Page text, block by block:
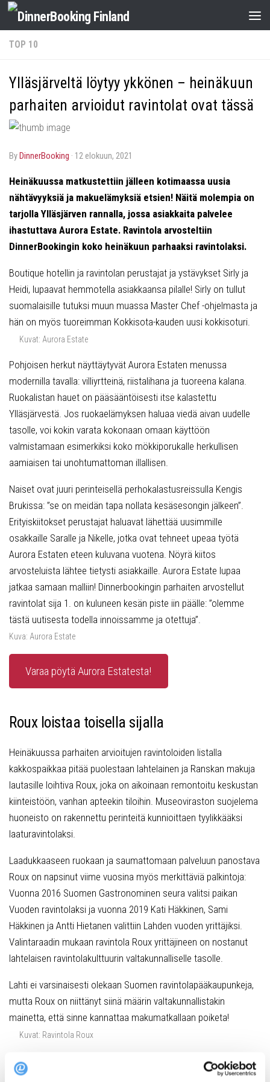
TOP 10
Ylläsjärveltä löytyy ykkönen – heinäkuun
parhaiten arvioidut ravintolat ovat tässä
byDinnerBooking · 12 elokuun, 2021
Heinäkuussa matkustettiin jälleen kotimaassa uusia
nähtävyyksiä ja makuelämyksiä etsien! Näitä molempia on
tarjolla Ylläsjärven rannalla, jossa asiakkaita palvelee
ihastuttava Aurora Estate. Ravintola arvosteltiin
DinnerBookingin koko heinäkuun parhaaksi ravintolaksi.
Boutique hotellin ja ravintolan perustajat ja ystävykset Sirly ja
Heidi, lupaavat hemmotella asiakkaansa pilalle! Sirly on tullut
suomalaisille tutuksi muun muassa Master Chef -ohjelmasta ja
hän on myös tuoreimman Kokkisota-kauden uusi kokkisoturi.
Kuvat: Aurora Estate
Pohjoisen herkut näyttäytyvät Aurora Estaten menussa
modernilla tavalla: villiyrtteinä, riistalihana ja tuoreena kalana.
Ruokalistan hauet on pääsääntöisesti itse kalastettu
Ylläsjärvestä. Jos ruokaelämyksen haluaa viedä aivan uudelle
tasolle, voi kokin varata kokonaan omaan käyttöön
valmistamaan esimerkiksi koko mökkiporukalle herkullisen
aamiaisen tai unohtumattoman illallisen.
Naiset ovat juuri perinteisellä perhokalastusreissulla Kengis
Brukissa: ”se on meidän tapa nollata kesäsesongin jälkeen”.
Erityiskiitokset perustajat haluavat lähettää uusimmille
osakkaille Saralle ja Nikelle, jotka ovat tehneet upeaa työtä
Aurora Estaten eteen kuluvana vuotena. Nöyrä kiitos
arvosteluista lähtee tietysti asiakkaille. Aurora Estate lupaa
jatkaa samaan malliin! Dinnerbookingin parhaiten arvostellut
ravintolat sija 1. on kuluneen kesän piste iin päälle: ”olemme
tästä uutisesta todella innoissamme ja otettuja”.
Kuva: Aurora Estate
Varaa pöytä Aurora Estatesta!
Roux loistaa toisella sijalla
Heinäkuussa parhaiten arvioitujen ravintoloiden listalla
kakkospaikkaa pitää puolestaan lahtelainen ja Ranskan makuja
lautasille loihtiva Roux, joka on aikoinaan remontoitu keskustan
kiinteistöön, vanhan apteekin tiloihin. Museoviraston suojelema
huoneisto on rakennettu perinteitä kunnioittaen tyylikkääksi
laaturavintolaksi.
Laadukkaaseen ruokaan ja saumattomaan palveluun panostava
Roux on napsinut viime vuosina myös merkittäviä palkintoja:
Vuonna 2016 Suomen Gastronominen seura valitsi paikan
Vuoden ravintolaksi ja vuonna 2019 Kati Häkkinen, Sami
Häkkinen ja Antti Hietanen valittiin Lahden vuoden yrittäjiksi.
Valintaraadin mukaan ravintola Roux yrittäjineen on nostanut
lahtelaisen ravintolakulttuurin valtakunnalliselle tasolle.
Lahti ei varsinaisesti olekaan Suomen ravintolapääkaupunkeja,
mutta Roux on niittänyt siinä määrin valtakunnallistakin
mainetta, että sinne kannattaa makumatkallaan poiketa!
Kuvat: Ravintola Roux
Varaa pöytä Rouxista!